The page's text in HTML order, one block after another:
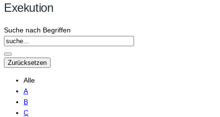
Exekution
Suche nach Begriffen
Alle
A
B
C